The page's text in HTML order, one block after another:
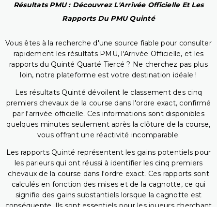
Résultats PMU : Découvrez L'Arrivée Officielle Et Les
Rapports Du PMU Quinté
Vous êtes à la recherche d'une source fiable pour consulter
rapidement les résultats PMU, l'Arrivée Officielle, et les
rapports du Quinté Quarté Tiercé ? Ne cherchez pas plus
loin, notre plateforme est votre destination idéale !
Les résultats Quinté dévoilent le classement des cinq
premiers chevaux de la course dans l'ordre exact, confirmé
par l'arrivée officielle. Ces informations sont disponibles
quelques minutes seulement après la clôture de la course,
vous offrant une réactivité incomparable.
Les rapports Quinté représentent les gains potentiels pour
les parieurs qui ont réussi à identifier les cinq premiers
chevaux de la course dans l'ordre exact. Ces rapports sont
calculés en fonction des mises et de la cagnotte, ce qui
signifie des gains substantiels lorsque la cagnotte est